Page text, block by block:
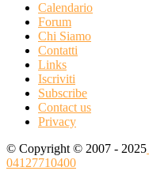
Calendario
Forum
Chi Siamo
Contatti
Links
Iscriviti
Subscribe
Contact us
Privacy
© Copyright © 2007 - 2025
04127710400